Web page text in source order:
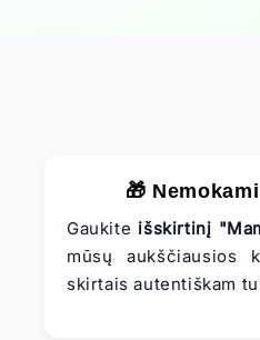
🎁
Gaukite išskirtinį
mūsų aukščiausios
skirtais autentiškam